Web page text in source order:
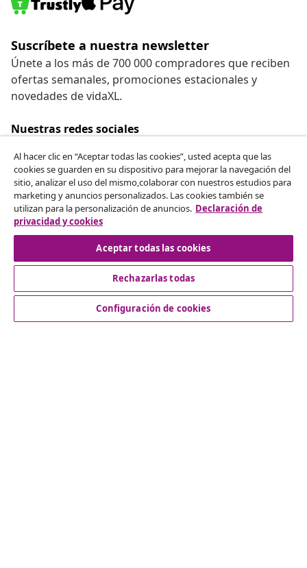
Suscríbete a nuestra newsletter
Únete a los más de 700 000 compradores que reciben
ofertas semanales, promociones estacionales y
novedades de vidaXL.
Nuestras redes sociales
Desistir del contrato
Solicita la cancelación de tu pedido.
Desistir del contrato
Servicio al Cliente
Al hacer clic en “Aceptar todas las cookies”, usted acepta que las
cookies se guarden en su dispositivo para mejorar la navegación del
sitio, analizar el uso del mismo,colaborar con nuestros estudios para
marketing y anuncios personalizados. Las cookies también se
utilizan para la personalización de anuncios. Declaración de
privacidad y cookies
Aceptar todas las cookies
Rechazarlas todas
Configuración de cookies